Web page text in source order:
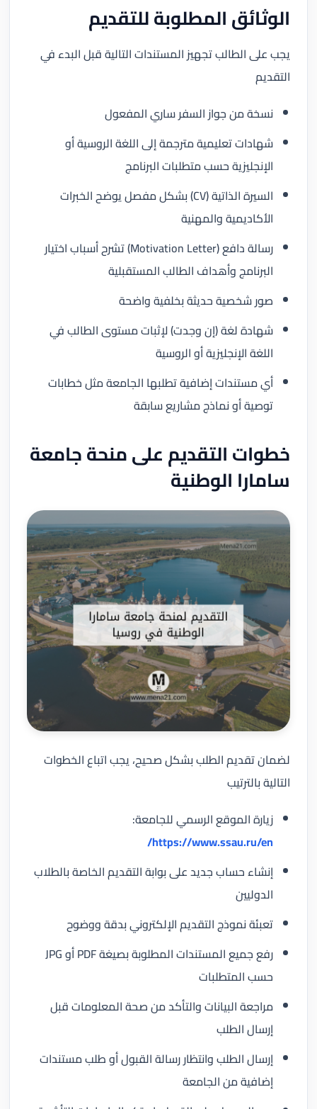
الوثائق المطلوبة للتقديم
يجب على الطالب تجهيز المستندات التالية قبل البدء في
التقديم
نسخة من جواز السفر ساري المفعول
شهادات تعليمية مترجمة إلى اللغة الروسية أو
الإنجليزية حسب متطلبات البرنامج
السيرة الذاتية (CV) بشكل مفصل يوضح الخبرات
الأكاديمية والمهنية
رسالة دافع (Motivation Letter) تشرح أسباب اختيار
البرنامج وأهداف الطالب المستقبلية
صور شخصية حديثة بخلفية واضحة
شهادة لغة (إن وجدت) لإثبات مستوى الطالب في
اللغة الإنجليزية أو الروسية
أي مستندات إضافية تطلبها الجامعة مثل خطابات
توصية أو نماذج مشاريع سابقة
خطوات التقديم على منحة جامعة
سامارا الوطنية
لضمان تقديم الطلب بشكل صحيح، يجب اتباع الخطوات
التالية بالترتيب
زيارة الموقع الرسمي للجامعة:
https://www.ssau.ru/en/
إنشاء حساب جديد على بوابة التقديم الخاصة بالطلاب
الدوليين
تعبئة نموذج التقديم الإلكتروني بدقة ووضوح
رفع جميع المستندات المطلوبة بصيغة PDF أو JPG
حسب المتطلبات
مراجعة البيانات والتأكد من صحة المعلومات قبل
إرسال الطلب
إرسال الطلب وانتظار رسالة القبول أو طلب مستندات
إضافية من الجامعة